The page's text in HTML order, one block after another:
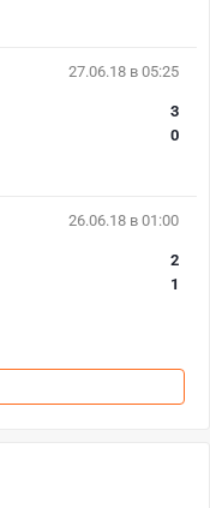
27.06.18 в 05:25
3
0
26.06.18 в 01:00
2
1